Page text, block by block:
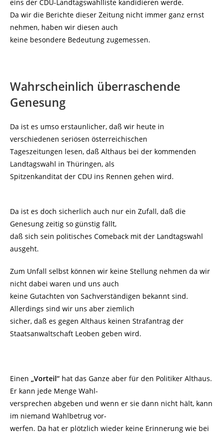
eins der CDU-Landtagswahlliste kandidieren werde.
Da wir die Berichte dieser Zeitung nicht immer ganz ernst
nehmen, haben wir diesen auch
keine besondere Bedeutung zugemessen.
Wahrscheinlich überraschende
Genesung
Da ist es umso erstaunlicher, daß wir heute in
verschiedenen seriösen österreichischen
Tageszeitungen lesen, daß Althaus bei der kommenden
Landtagswahl in Thüringen, als
Spitzenkanditat der CDU ins Rennen gehen wird.
Da ist es doch sicherlich auch nur ein Zufall, daß die
Genesung zeitig so günstig fällt,
daß sich sein politisches Comeback mit der Landtagswahl
ausgeht.
Zum Unfall selbst können wir keine Stellung nehmen da wir
nicht dabei waren und uns auch
keine Gutachten von Sachverständigen bekannt sind.
Allerdings sind wir uns aber ziemlich
sicher, daß es gegen Althaus keinen Strafantrag der
Staatsanwaltschaft Leoben geben wird.
Einen „Vorteil“ hat das Ganze aber für den Politiker Althaus.
Er kann jede Menge Wahl-
versprechen abgeben und wenn er sie dann nicht hält, kann
im niemand Wahlbetrug vor-
werfen. Da hat er plötzlich wieder keine Erinnerung wie bei